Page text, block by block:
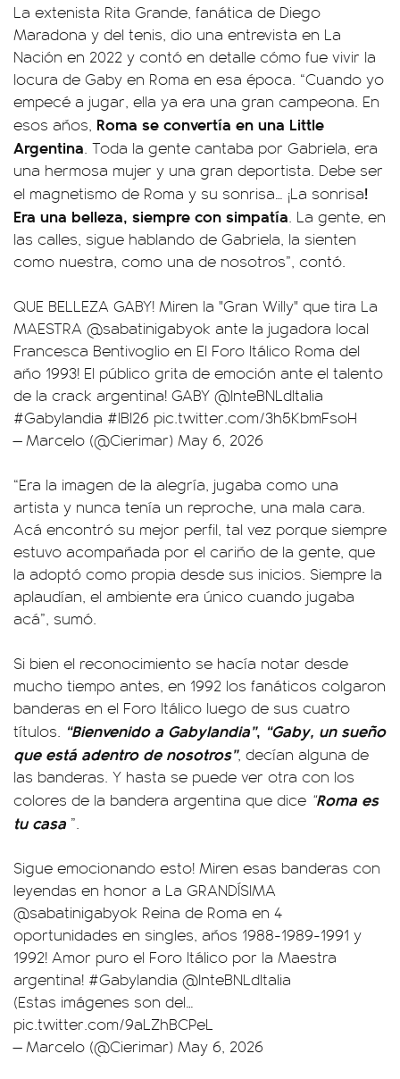
La extenista Rita Grande, fanática de Diego
Maradona y del tenis, dio una entrevista en La
Nación en 2022 y contó en detalle cómo fue vivir la
locura de Gaby en Roma en esa época. “Cuando yo
empecé a jugar, ella ya era una gran campeona. En
esos años, Roma se convertía en una Little
Argentina. Toda la gente cantaba por Gabriela, era
una hermosa mujer y una gran deportista. Debe ser
el magnetismo de Roma y su sonrisa… ¡La sonrisa!
Era una belleza, siempre con simpatía. La gente, en
las calles, sigue hablando de Gabriela, la sienten
como nuestra, como una de nosotros”, contó.
QUE BELLEZA GABY! Miren la "Gran Willy" que tira La
MAESTRA @sabatinigabyok ante la jugadora local
Francesca Bentivoglio en El Foro Itálico Roma del
año 1993! El público grita de emoción ante el talento
de la crack argentina! GABY @InteBNLdItalia
#Gabylandia #IBI26 pic.twitter.com/3h5KbmFsoH
— Marcelo (@Cierimar) May 6, 2026
“Era la imagen de la alegría, jugaba como una
artista y nunca tenía un reproche, una mala cara.
Acá encontró su mejor perfil, tal vez porque siempre
estuvo acompañada por el cariño de la gente, que
la adoptó como propia desde sus inicios. Siempre la
aplaudían, el ambiente era único cuando jugaba
acá”, sumó.
Si bien el reconocimiento se hacía notar desde
mucho tiempo antes, en 1992 los fanáticos colgaron
banderas en el Foro Itálico luego de sus cuatro
títulos. “Bienvenido a Gabylandia”, “Gaby, un sueño
que está adentro de nosotros”, decían alguna de
las banderas. Y hasta se puede ver otra con los
colores de la bandera argentina que dice “Roma es
tu casa ”.
Sigue emocionando esto! Miren esas banderas con
leyendas en honor a La GRANDÍSIMA
@sabatinigabyok Reina de Roma en 4
oportunidades en singles, años 1988-1989-1991 y
1992! Amor puro el Foro Itálico por la Maestra
argentina! #Gabylandia @InteBNLdItalia
(Estas imágenes son del…
pic.twitter.com/9aLZhBCPeL
— Marcelo (@Cierimar) May 6, 2026